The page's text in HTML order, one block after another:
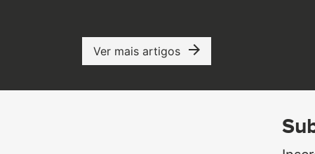
Ver mais artigos